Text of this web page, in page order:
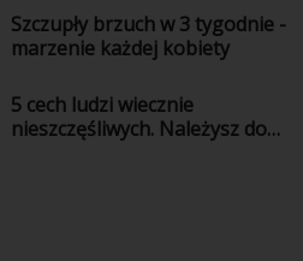
Szczupły brzuch w 3 tygodnie -
marzenie każdej kobiety
5 cech ludzi wiecznie
nieszczęśliwych. Należysz do